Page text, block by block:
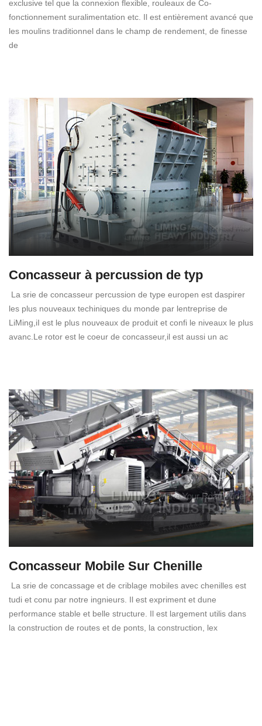
exclusive tel que la connexion flexible, rouleaux de Co-
fonctionnement suralimentation etc. Il est entièrement avancé que
les moulins traditionnel dans le champ de rendement, de finesse
de
Concasseur à percussion de typ
La srie de concasseur percussion de type europen est daspirer
les plus nouveaux techiniques du monde par lentreprise de
LiMing,iI est le plus nouveaux de produit et confi le niveaux le plus
avanc.Le rotor est le coeur de concasseur,il est aussi un ac
Concasseur Mobile Sur Chenille
La srie de concassage et de criblage mobiles avec chenilles est
tudi et conu par notre ingnieurs. Il est expriment et dune
performance stable et belle structure. Il est largement utilis dans
la construction de routes et de ponts, la construction, lex